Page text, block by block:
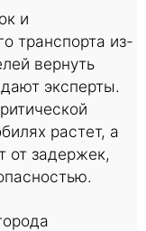
и
транспорта из-
вернуть
эксперты.
растет, а
от задержек,